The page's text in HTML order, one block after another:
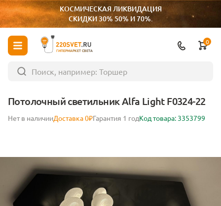
КОСМИЧЕСКАЯ ЛИКВИДАЦИЯ
СКИДКИ 30% 50% И 70%.
ГИПЕРМАРКЕТ СВЕТА
0
Потолочный светильник Alfa Light F0324-22
Нет в наличииДоставка 0₽Гарантия 1 годКод товара: 3353799